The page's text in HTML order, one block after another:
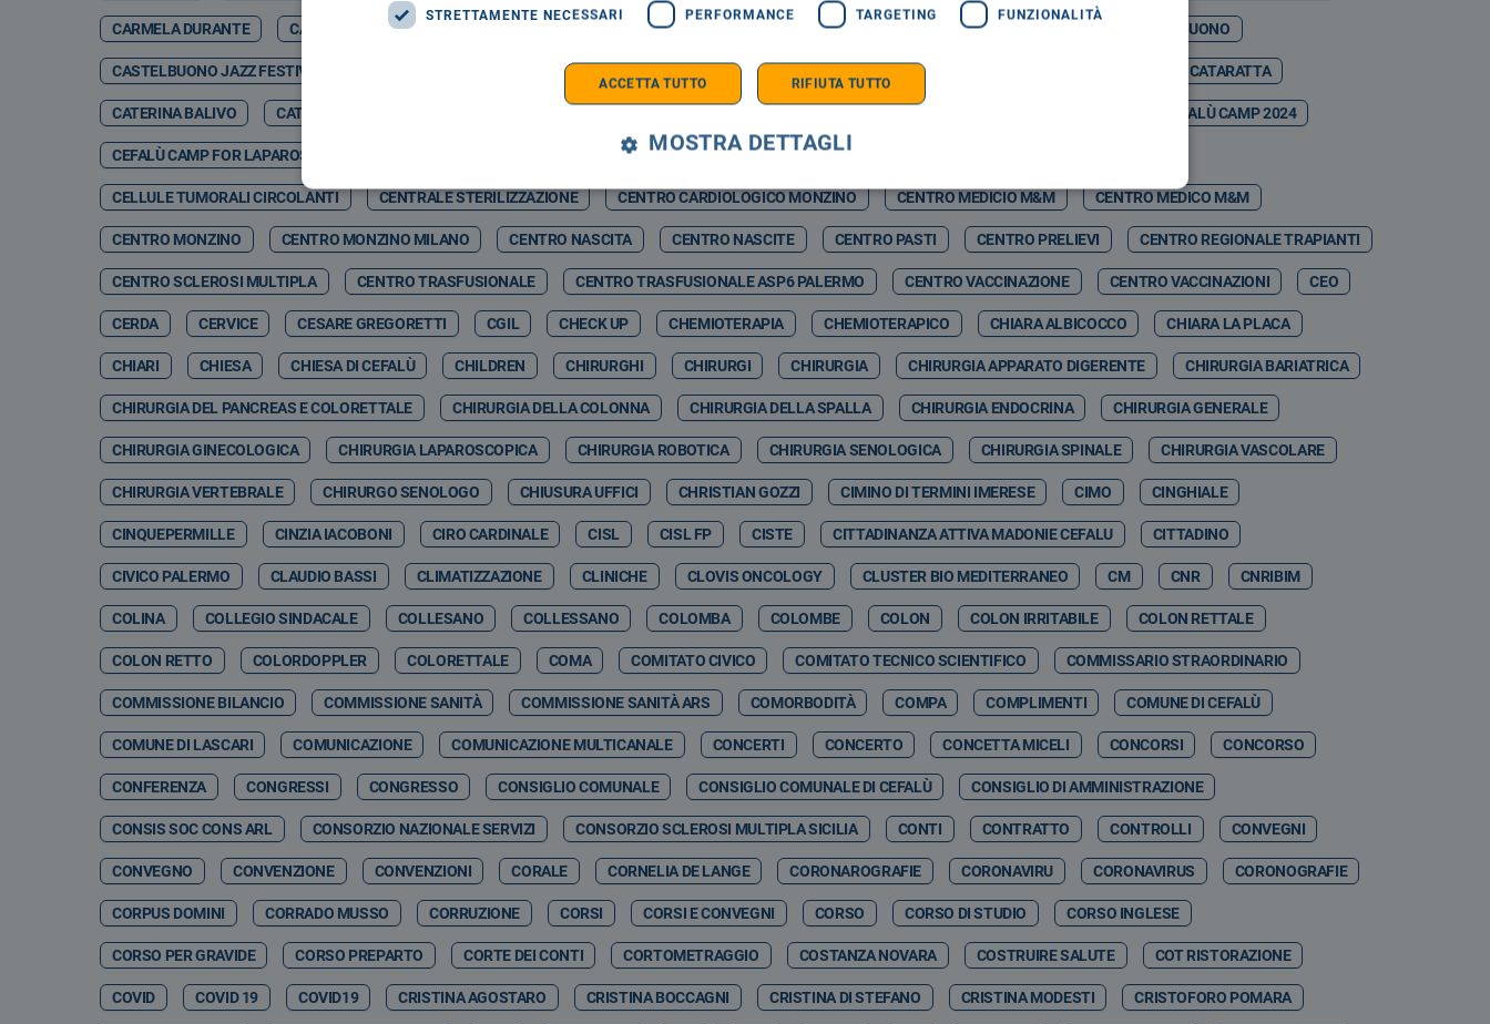
CARMELA DURANTE CARMELO DI GIORGIO CASAGIT SALUTE CASERMA BOTTA CASO MARTINA CASTELBUONO
CASTELBUONO JAZZ FESTIVAL CASTELBUONO JAZZ WINTER CASTELBUONO SCIENZA CASTELBUONO WINTER FESTIVAL CATARATTA
CATERINA BALIVO CATETERE TETRAPOLARE CEFALÙ CAMP 2024
CEFALÙ CAMP FOR LAPAROSCOPIC & ROBOTIC SURGERY & ARTIFCIAL INTELLIGENCE CEFALÙ ENERGIA SPA
CELLULE TUMORALI CIRCOLANTI CENTRALE STERILIZZAZIONE CENTRO CARDIOLOGICO MONZINO CENTRO MEDICIO M&M CENTRO MEDICO M&M
CENTRO MONZINO CENTRO MONZINO MILANO CENTRO NASCITA CENTRO NASCITE CENTRO PASTI CENTRO PRELIEVI CENTRO REGIONALE TRAPIANTI
CENTRO SCLEROSI MULTIPLA CENTRO TRASFUSIONALE CENTRO TRASFUSIONALE ASP6 PALERMO CENTRO VACCINAZIONE CENTRO VACCINAZIONI CEO
CERDA CERVICE CESARE GREGORETTI CGIL CHECK UP CHEMIOTERAPIA CHEMIOTERAPICO CHIARA ALBICOCCO CHIARA LA PLACA
CHIARI CHIESA CHIESA DI CEFALÙ CHILDREN CHIRURGHI CHIRURGI CHIRURGIA CHIRURGIA APPARATO DIGERENTE CHIRURGIA BARIATRICA
CHIRURGIA DEL PANCREAS E COLORETTALE CHIRURGIA DELLA COLONNA CHIRURGIA DELLA SPALLA CHIRURGIA ENDOCRINA CHIRURGIA GENERALE
CHIRURGIA GINECOLOGICA CHIRURGIA LAPAROSCOPICA CHIRURGIA ROBOTICA CHIRURGIA SENOLOGICA CHIRURGIA SPINALE CHIRURGIA VASCOLARE
CHIRURGIA VERTEBRALE CHIRURGO SENOLOGO CHIUSURA UFFICI CHRISTIAN GOZZI CIMINO DI TERMINI IMERESE CIMO CINGHIALE
CINQUEPERMILLE CINZIA IACOBONI CIRO CARDINALE CISL CISL FP CISTE CITTADINANZA ATTIVA MADONIE CEFALU CITTADINO
CIVICO PALERMO CLAUDIO BASSI CLIMATIZZAZIONE CLINICHE CLOVIS ONCOLOGY CLUSTER BIO MEDITERRANEO CM CNR CNRIBIM
COLINA COLLEGIO SINDACALE COLLESANO COLLESSANO COLOMBA COLOMBE COLON COLON IRRITABILE COLON RETTALE
COLON RETTO COLORDOPPLER COLORETTALE COMA COMITATO CIVICO COMITATO TECNICO SCIENTIFICO COMMISSARIO STRAORDINARIO
COMMISSIONE BILANCIO COMMISSIONE SANITÀ COMMISSIONE SANITÀ ARS COMORBODITÀ COMPA COMPLIMENTI COMUNE DI CEFALÙ
COMUNE DI LASCARI COMUNICAZIONE COMUNICAZIONE MULTICANALE CONCERTI CONCERTO CONCETTA MICELI CONCORSI CONCORSO
CONFERENZA CONGRESSI CONGRESSO CONSIGLIO COMUNALE CONSIGLIO COMUNALE DI CEFALÙ CONSIGLIO DI AMMINISTRAZIONE
CONSIS SOC CONS ARL CONSORZIO NAZIONALE SERVIZI CONSORZIO SCLEROSI MULTIPLA SICILIA CONTI CONTRATTO CONTROLLI CONVEGNI
CONVEGNO CONVENZIONE CONVENZIONI CORALE CORNELIA DE LANGE CORONAROGRAFIE CORONAVIRU CORONAVIRUS CORONOGRAFIE
CORPUS DOMINI CORRADO MUSSO CORRUZIONE CORSI CORSI E CONVEGNI CORSO CORSO DI STUDIO CORSO INGLESE
CORSO PER GRAVIDE CORSO PREPARTO CORTE DEI CONTI CORTOMETRAGGIO COSTANZA NOVARA COSTRUIRE SALUTE COT RISTORAZIONE
COVID COVID 19 COVID19 CRISTINA AGOSTARO CRISTINA BOCCAGNI CRISTINA DI STEFANO CRISTINA MODESTI CRISTOFORO POMARA
STRETTAMENTE NECESSARI PERFORMANCE TARGETING FUNZIONALITÀ
ACCETTA TUTTO RIFIUTA TUTTO
MOSTRA DETTAGLI